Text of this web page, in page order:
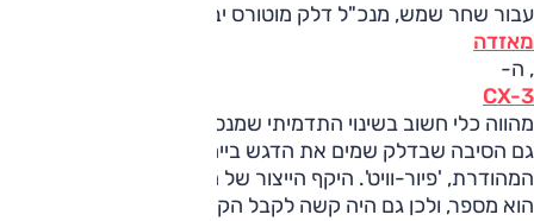
עבור שחר שמש, מנכ"ל דלק מוטורס יבואנית
מאזדה
, ה-
CX-3
מהווה כלי חשוב בשינוי התדמיתי שמנסה המותג לבצע בארץ. זו
גם הסיבה שבדלק שמים את הדגש בייחוד על רמת האבזור
הוא מספר, ולכן גם היה קשה לקבל הקצאות לישראל מוקדם